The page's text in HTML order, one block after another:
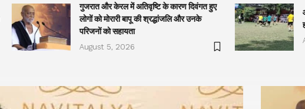
गुजरात और केरल में अतिवृष्टि के कारण दिवंगत हुए
लोगों को मोरारी बापू की श्रद्धांजलि और उनके
परिजनों को सहायता
August 5, 2026